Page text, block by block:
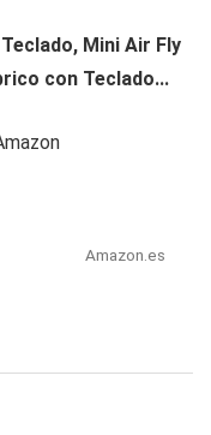
Mini Air Fly
con Teclado...
Amazon.es